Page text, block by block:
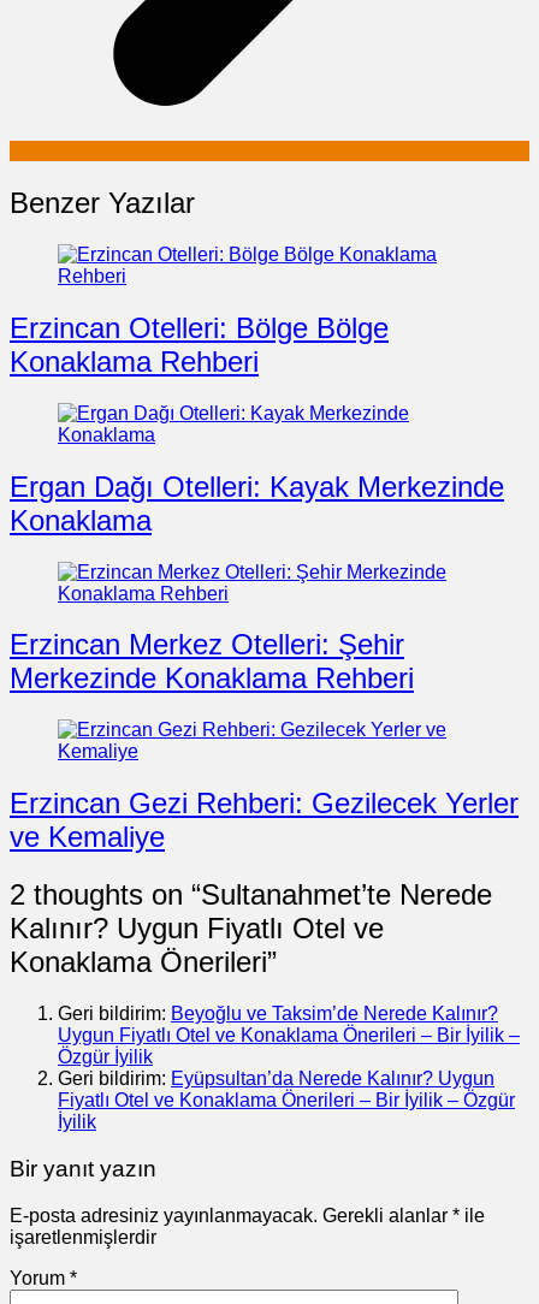
Benzer Yazılar
Erzincan Otelleri: Bölge Bölge
Konaklama Rehberi
Ergan Dağı Otelleri: Kayak Merkezinde
Konaklama
Erzincan Merkez Otelleri: Şehir
Merkezinde Konaklama Rehberi
Erzincan Gezi Rehberi: Gezilecek Yerler
ve Kemaliye
2 thoughts on “Sultanahmet’te Nerede
Kalınır? Uygun Fiyatlı Otel ve
Konaklama Önerileri”
Geri bildirim: Beyoğlu ve Taksim’de Nerede Kalınır?
Uygun Fiyatlı Otel ve Konaklama Önerileri – Bir İyilik –
Özgür İyilik
Geri bildirim: Eyüpsultan’da Nerede Kalınır? Uygun
Fiyatlı Otel ve Konaklama Önerileri – Bir İyilik – Özgür
İyilik
Bir yanıt yazın
E-posta adresiniz yayınlanmayacak. Gerekli alanlar * ile
işaretlenmişlerdir
Yorum *